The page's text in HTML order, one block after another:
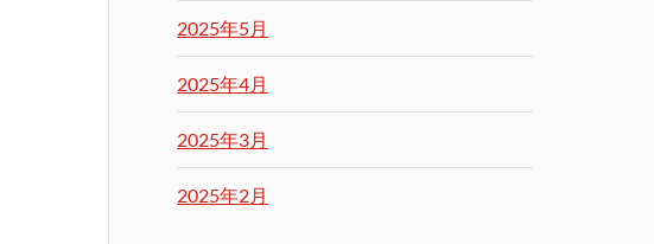
2025年5月
2025年4月
2025年3月
2025年2月